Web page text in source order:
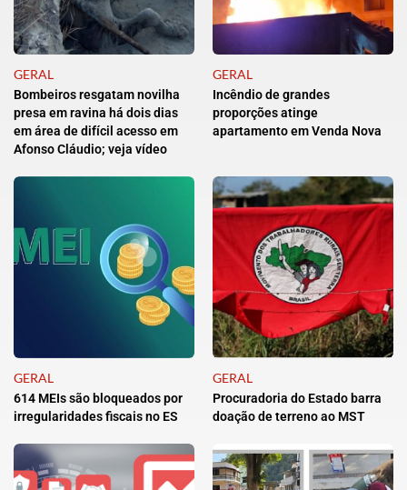
GERAL
Bombeiros resgatam novilha
presa em ravina há dois dias
em área de difícil acesso em
Afonso Cláudio; veja vídeo
GERAL
Incêndio de grandes
proporções atinge
apartamento em Venda Nova
GERAL
614 MEIs são bloqueados por
irregularidades fiscais no ES
GERAL
Procuradoria do Estado barra
doação de terreno ao MST